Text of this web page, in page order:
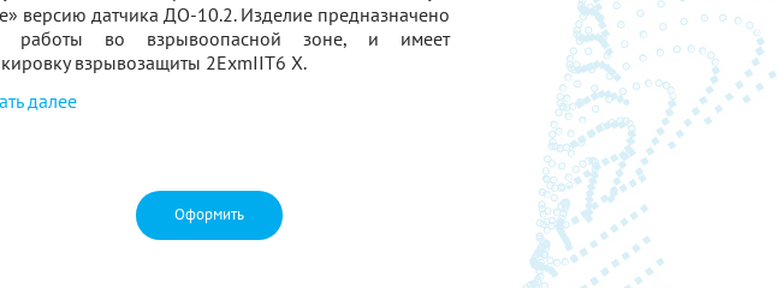
версию датчика ДО-10.2. Изделие предназначено
работы во взрывоопасной зоне, и имеет
взрывозащиты 2ЕхmIIT6 X.
далее
Оформить